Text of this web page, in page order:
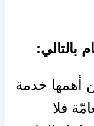
بالتالي:
أهمها خدمة
فلا